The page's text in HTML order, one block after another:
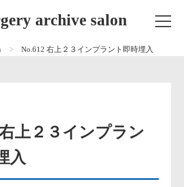
archive salon
No.612 右上２３インプラント即時埋入
上２３インプラン
入